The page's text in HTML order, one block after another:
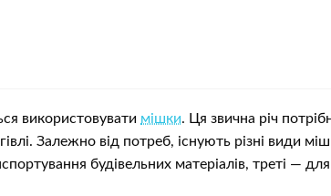
використовувати мішки. Ця звична річ
Залежно від потреб, існують різні види
будівельних матеріалів, треті — для